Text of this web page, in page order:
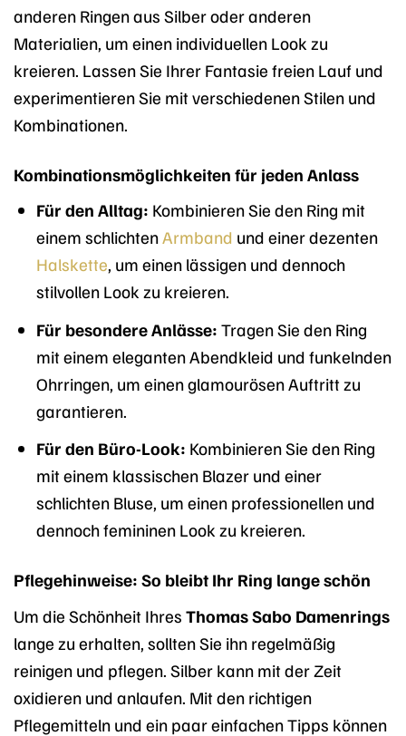
anderen Ringen aus Silber oder anderen
Materialien, um einen individuellen Look zu
kreieren. Lassen Sie Ihrer Fantasie freien Lauf und
experimentieren Sie mit verschiedenen Stilen und
Kombinationen.
Kombinationsmöglichkeiten für jeden Anlass
Für den Alltag: Kombinieren Sie den Ring mit
einem schlichtenArmband und einer dezenten
Halskette, um einen lässigen und dennoch
stilvollen Look zu kreieren.
Für besondere Anlässe: Tragen Sie den Ring
mit einem eleganten Abendkleid und funkelnden
Ohrringen, um einen glamourösen Auftritt zu
garantieren.
Für den Büro-Look: Kombinieren Sie den Ring
mit einem klassischen Blazer und einer
schlichten Bluse, um einen professionellen und
dennoch femininen Look zu kreieren.
Pflegehinweise: So bleibt Ihr Ring lange schön
Um die Schönheit Ihres Thomas Sabo Damenrings
lange zu erhalten, sollten Sie ihn regelmäßig
reinigen und pflegen. Silber kann mit der Zeit
oxidieren und anlaufen. Mit den richtigen
Pflegemitteln und ein paar einfachen Tipps können